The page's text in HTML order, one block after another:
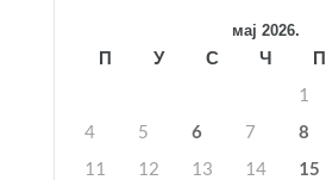
мај 2026.
П У С Ч П
1
4
5 6 7 8
11
12 13 14 15